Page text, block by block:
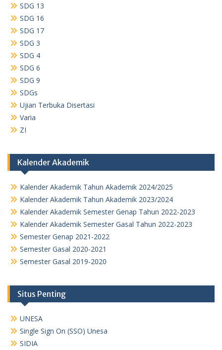
SDG 13
SDG 16
SDG 17
SDG 3
SDG 4
SDG 6
SDG 9
SDGs
Ujian Terbuka Disertasi
Varia
ZI
Kalender Akademik
Kalender Akademik Tahun Akademik 2024/2025
Kalender Akademik Tahun Akademik 2023/2024
Kalender Akademik Semester Genap Tahun 2022-2023
Kalender Akademik Semester Gasal Tahun 2022-2023
Semester Genap 2021-2022
Semester Gasal 2020-2021
Semester Gasal 2019-2020
Situs Penting
UNESA
Single Sign On (SSO) Unesa
SIDIA